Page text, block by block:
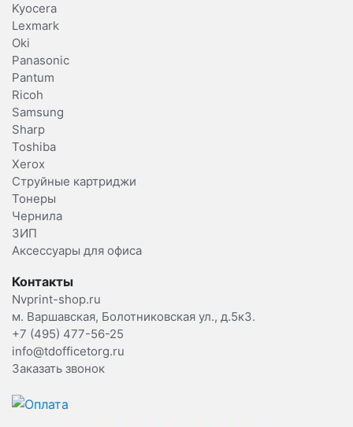
Kyocera
Lexmark
Oki
Panasonic
Pantum
Ricoh
Samsung
Sharp
Toshiba
Xerox
Струйные картриджи
Тонеры
Чернила
ЗИП
Аксессуары для офиса
Контакты
Nvprint-shop.ru
м. Варшавская, Болотниковская ул., д.5к3.
+7 (495) 477-56-25
info@tdofficetorg.ru
Заказать звонок